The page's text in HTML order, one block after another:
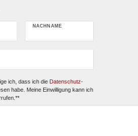
NACHNAME
ich, dass ich die Daten­schutz­
habe. Meine Einwilligung kann ich